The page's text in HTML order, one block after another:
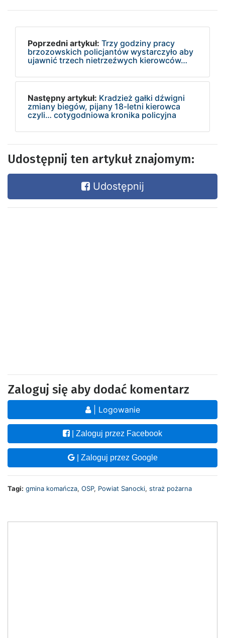
Poprzedni artykuł: Trzy godziny pracy
brzozowskich policjantów wystarczyło aby
ujawnić trzech nietrzeźwych kierowców…
Następny artykuł: Kradzież gałki dźwigni
zmiany biegów, pijany 18-letni kierowca
czyli… cotygodniowa kronika policyjna
Udostępnij ten artykuł znajomym:
Udostępnij
Zaloguj się aby dodać komentarz
| Logowanie
| Zaloguj przez Facebook
| Zaloguj przez Google
Tagi: gmina komańcza, OSP, Powiat Sanocki, straż pożarna